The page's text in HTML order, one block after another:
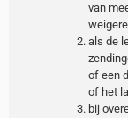
van
als de
of een
of het
bij